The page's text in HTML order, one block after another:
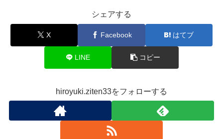
シェアする
X Facebook はてブ
LINE コピー
hiroyuki.ziten33をフォローする